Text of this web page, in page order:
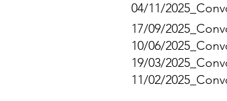
04/11/
17/09/
10/06/
19/03/
11/02/